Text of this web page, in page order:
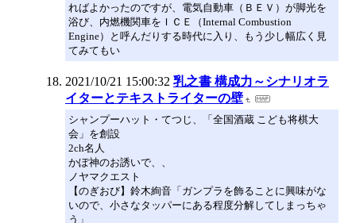
ればよかったのですが、電気自動車（ＢＥＶ）が脚光を
浴び、内燃機関車をＩＣＥ（Internal Combustion
Engine）と呼んだりする時代に入り、もう少し幅広く見
てみてもい
2021/10/21 15:00:32 乳之書 構成力～シナリオラ
イターとテキストライターの壁
シャンプーハット・てつじ、「全国酒蔵 こども将棋大
会」を創設
2ch名人
かぽ神のお誘いで、、
ノヤマクエスト
【のぎおび】鈴木絢音「ガンプラを飾ることに興味がな
いので、小さなタッパーにある程度分解してしまっちゃ
う」